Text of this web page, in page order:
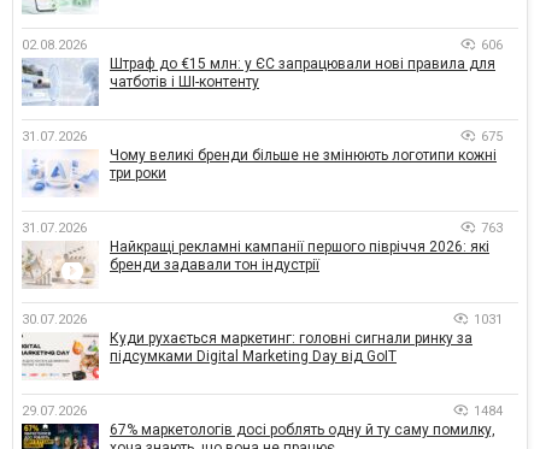
02.08.2026 606
Штраф до €15 млн: у ЄС запрацювали нові правила для
чатботів і ШІ-контенту
31.07.2026 675
Чому великі бренди більше не змінюють логотипи кожні
три роки
31.07.2026 763
Найкращі рекламні кампанії першого півріччя 2026: які
бренди задавали тон індустрії
30.07.2026 1031
Куди рухається маркетинг: головні сигнали ринку за
підсумками Digital Marketing Day від GoIT
29.07.2026 1484
67% маркетологів досі роблять одну й ту саму помилку,